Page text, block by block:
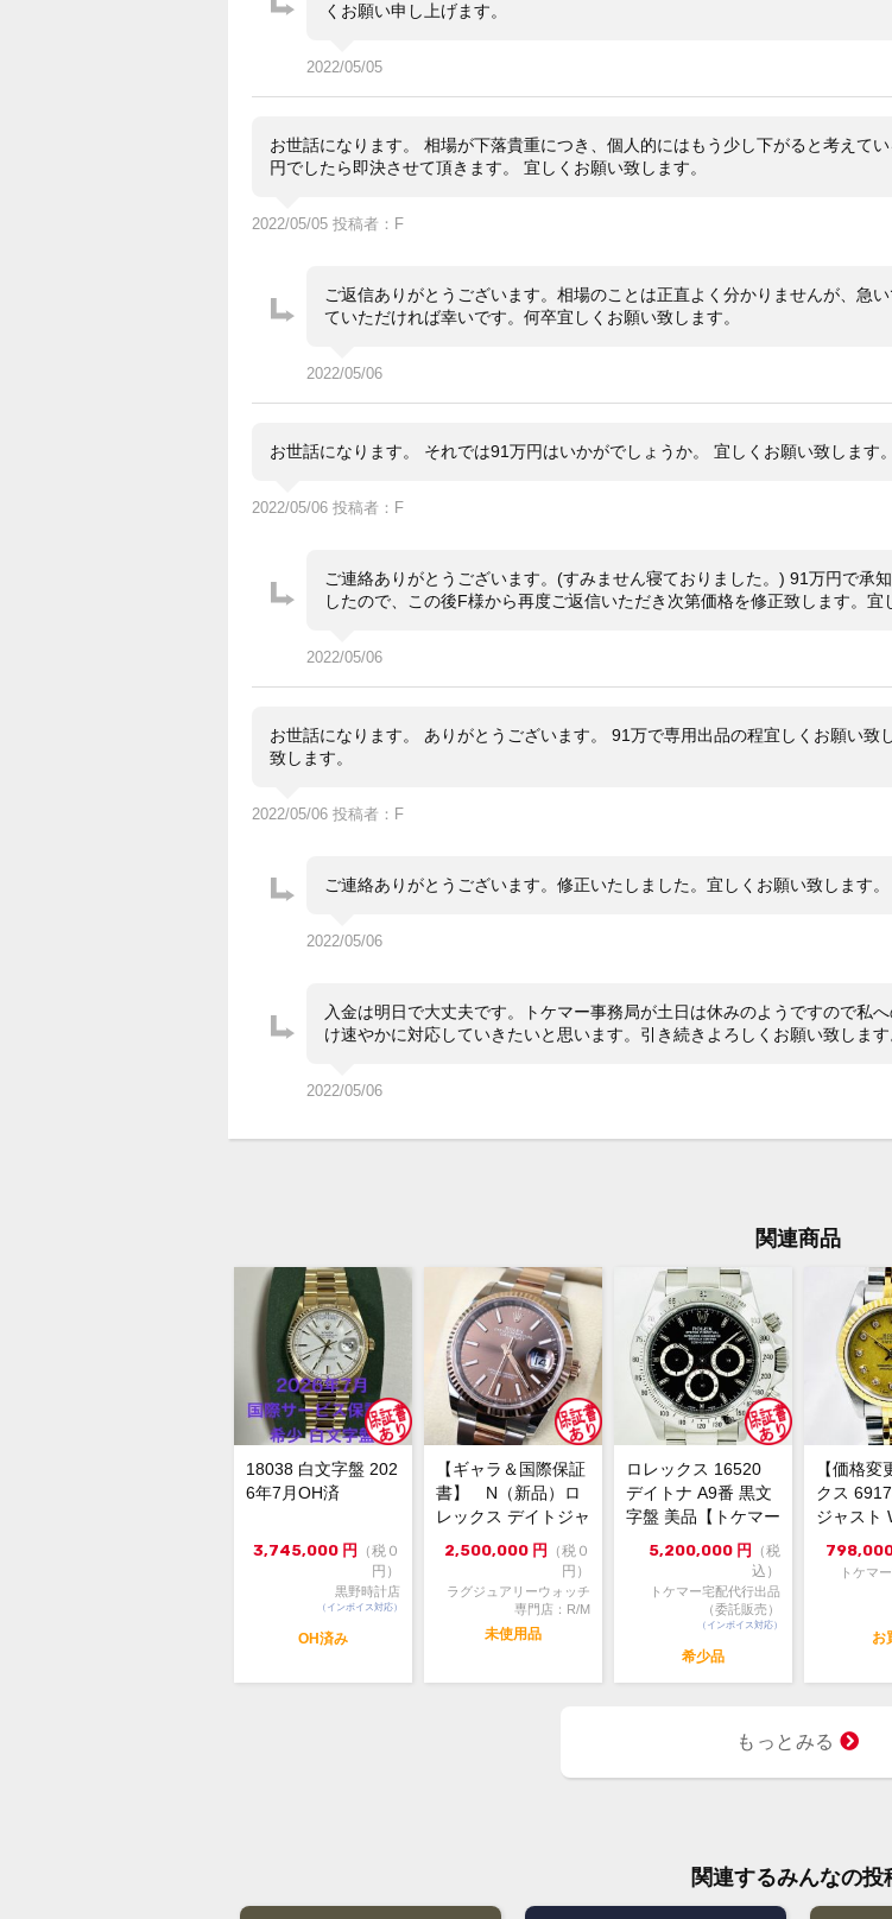
くお願い申し上げます。
2022/05/05
お世話になります。 相場が下落貴重につき、個人的にはもう少し下がると考えて
円でしたら即決させて頂きます。 宜しくお願い致します。
2022/05/05 投稿者：F
ご返信ありがとうございます。相場のことは正直よく分かりませんが、急
ていただければ幸いです。何卒宜しくお願い致します。
2022/05/06
お世話になります。 それでは91万円はいかがでしょうか。 宜しくお願い致します。
2022/05/06 投稿者：F
ご連絡ありがとうございます。(すみません寝ておりました。) 91万円で承
したので、この後F様から再度ご返信いただき次第価格を修正致します。宜
2022/05/06
お世話になります。 ありがとうございます。 91万で専用出品の程宜しくお願い
致します。
2022/05/06 投稿者：F
ご連絡ありがとうございます。修正いたしました。宜しくお願い致します。
2022/05/06
入金は明日で大丈夫です。トケマー事務局が土日は休みのようですので私
け速やかに対応していきたいと思います。引き続きよろしくお願い致します
2022/05/06
関連商品
18038 白文字盤 202
6年7月OH済
3,745,000 円
（税０
円）
黒野時計店
（インボイス対応）
OH済み
【ギャラ＆国際保証
書】 N（新品）ロ
レックス デイトジャ
スト126231 36m...
2,500,000 円
（税０
円）
ラグジュアリーウォッチ
専門店：R/M
未使用品
ロレックス 16520
デイトナ A9番 黒文
字盤 美品【トケマー
宅配出品（委託販...
5,200,000 円
（税
込）
トケマー宅配代行出品
（委託販売）
（インボイス対応）
希少品
【価格変
クス
ジャスト
ンパンゴ
トケマ
お
もっとみる
関連するみんなの投